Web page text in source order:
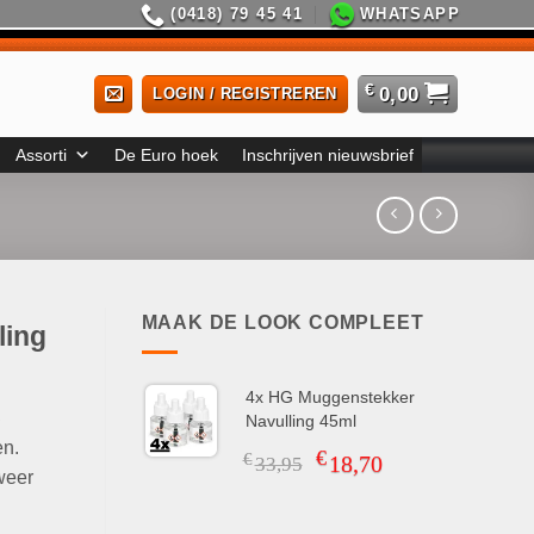
(0418) 79 45 41 WHATSAPP
LOGIN / REGISTREREN € 0,00
Assorti De Euro hoek Inschrijven nieuwsbrief
MAAK DE LOOK COMPLEET
4x HG Muggenstekker
Navulling 45ml
€33,95Oorspronkelijke
€18,70Huidige